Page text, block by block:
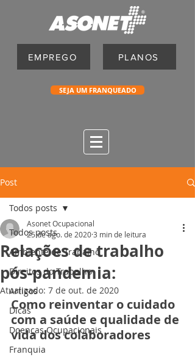
EMPREGO PLANOS
SEJA UM FRANQUEADO
Post
Todos posts
Ambiente de Trabalho
Direitos do Trabalho
Artigos
Dicas
Doenças Ocupacionais
Franquia
Todos posts
Relações de trabalho
pós-pandemia:
Asonet Ocupacional
25 de ago. de 20203 min de leitura
Atualizado: 7 de out. de 2020
Como reinventar o cuidado
com a saúde e qualidade de
vida dos colaboradores